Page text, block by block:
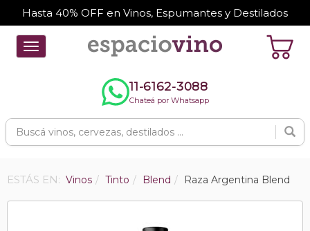
Hasta 40% OFF en Vinos, Espumantes y Destilados
Toggle
navigation
11-6162-3088
Chateá por Whatsapp
ESTÁS EN: Vinos Tinto Blend Raza Argentina Blend